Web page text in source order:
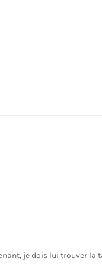
je dois lui trouver la